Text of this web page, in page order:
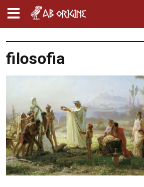
filosofia